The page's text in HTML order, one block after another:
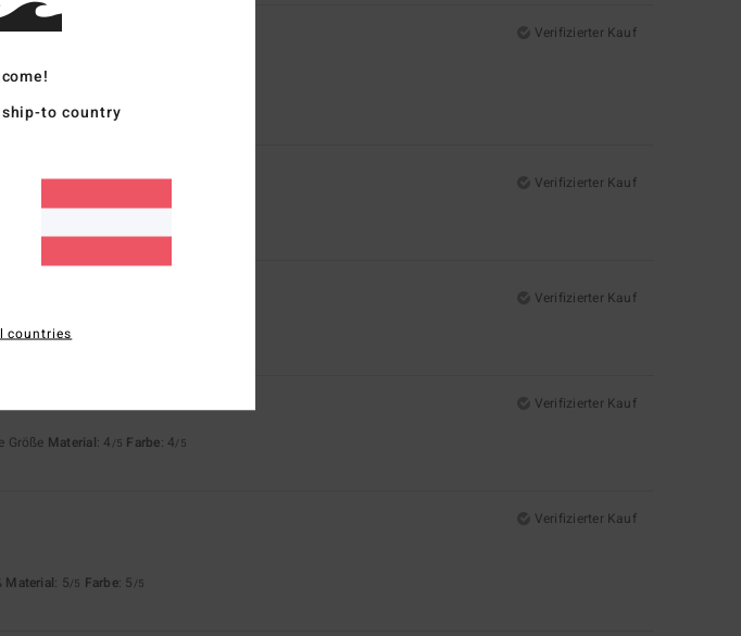
Verifizierter Kauf
Verifizierter Kauf
Größe
Verifizierter Kauf
Verifizierter Kauf
Größe Material: 4 /5 Farbe: 4/5
Verifizierter Kauf
Material: 5/5 Farbe: 5 /5
to country
countries